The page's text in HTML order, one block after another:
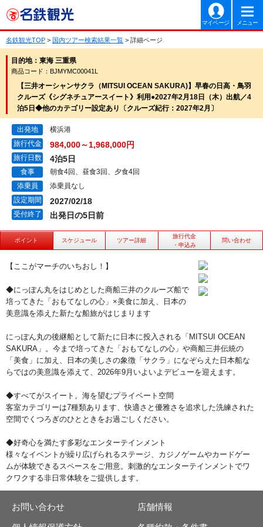
マイページ メニュー
名鉄観光TOP > 国内ツアー検索結果一覧 > 詳細ページ
目的地：東海 三重県
商品コード：BJMYMC00041L
【三井オーシャンサクラ（MITSUI OCEAN SAKURA)】早春の日高・鳥羽
クルーズ《シグネチュアースイート》利用●2027年2月18日（木）出航／4
泊5日◆他のカテゴリー設定あり〔クルーズ紀行：2027年2月〕
出発地
横浜港
旅行代金
984,000～1,968,000円
旅行日数 4泊5日
食事
朝食4回、昼食3回、夕食4回
添乗員
添乗員なし
設定期間
2027/02/18
受付終了 出発日の5日前
ポイント スケジュール ツアー詳細
旅行代金
・申込み
問い合わせ
【ここがマーチのいちおし！】
◆にっぽん丸をはじめとした商船三井のクルーズ船で
培ってきた「おもてなしの心」×美食に加え、日本の
美意識を添えた新たな船旅がはじまります
にっぽん丸の後継船として新たに日本に投入される「MITSUI OCEAN
SAKURA」。今まで培ってきた「おもてなしの心」や商船三井伝統の
「美食」に加え、日本の美しさの象徴「サクラ」になぞらえた日本船な
らではの美意識を添えて、2026年9月いよいよデビューを迎えます。
◆すべてがスイート。海を望むプライベート空間
客室カテゴリーは7種類あります、快適さと優雅さを追求した洗練された
空間でくつろぎのひとときをお過ごしください。
◆好奇心を満たす多彩なエンターテインメント
様々なイベントが繰り広げられるステージ、カジノゲームやカードゲー
ムが体験できるスペースをご用意。刺激的なエンターテインメントでワ
クワクする非日常体験をご提供します。
お問い合わせ 店舗情報